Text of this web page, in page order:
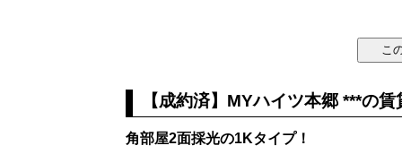
【成約済】MYハイツ本郷 ***の
角部屋2面採光の1Kタイプ！